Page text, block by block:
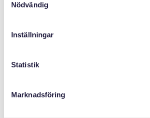
Nödvändig
Inställningar
Statistik
Marknadsföring